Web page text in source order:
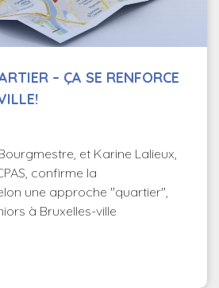
– ÇA SE RENFORCE
et Karine Lalieux,
confirme la
une approche "quartier",
à Bruxelles-ville